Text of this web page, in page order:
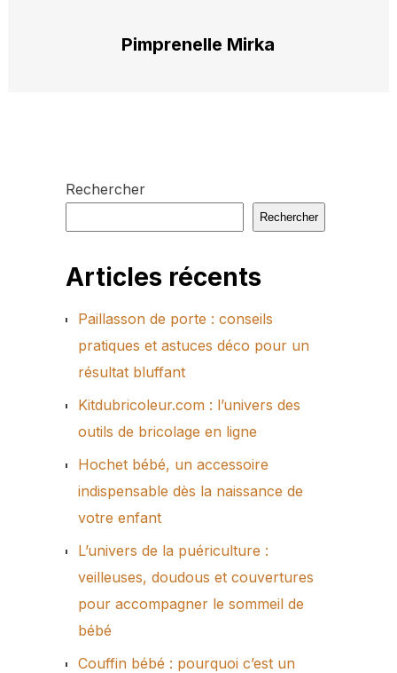
Pimprenelle Mirka
Rechercher
Rechercher
Articles récents
Paillasson de porte : conseils
pratiques et astuces déco pour un
résultat bluffant
Kitdubricoleur.com : l’univers des
outils de bricolage en ligne
Hochet bébé, un accessoire
indispensable dès la naissance de
votre enfant
L’univers de la puériculture :
veilleuses, doudous et couvertures
pour accompagner le sommeil de
bébé
Couffin bébé : pourquoi c’est un